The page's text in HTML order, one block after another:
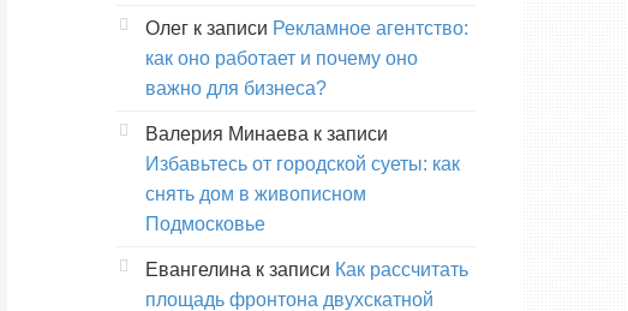
Олег к записи Рекламное агентство:
как оно работает и почему оно
важно для бизнеса?
Валерия Минаева к записи
Избавьтесь от городской суеты: как
снять дом в живописном
Подмосковье
Евангелина к записи Как рассчитать
площадь фронтона двухскатной